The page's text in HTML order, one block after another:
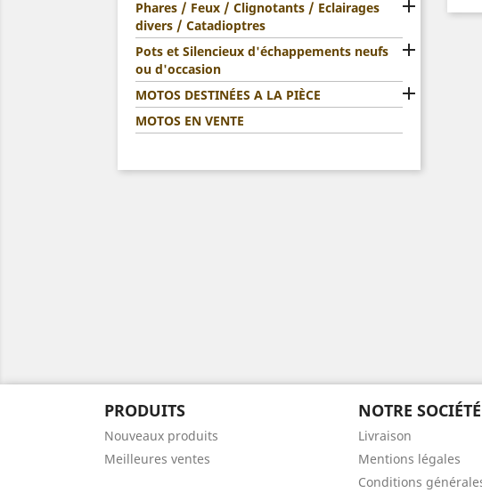
Phares / Feux / Clignotants / Eclairages
divers / Catadioptres

Pots et Silencieux d'échappements neufs
ou d'occasion

MOTOS DESTINÉES A LA PIÈCE 
MOTOS EN VENTE
PRODUITS
Nouveaux produits
Meilleures ventes
NOTRE SOCIÉTÉ
Livraison
Mentions légales
Conditions